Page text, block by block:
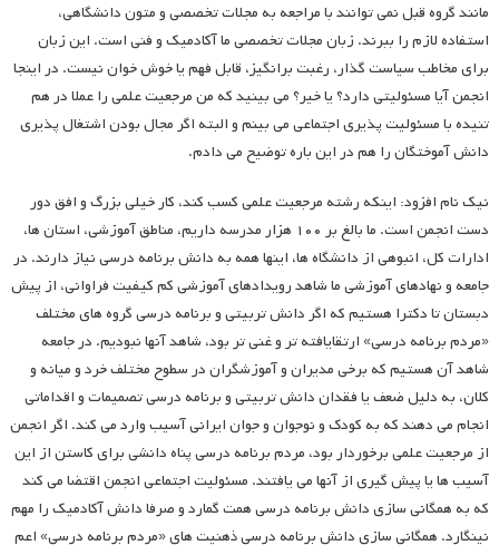
مانند گروه قبل نمی توانند با مراجعه به مجلات تخصصی و متون دانشگاهی،
استفاده لازم را ببرند. زبان مجلات تخصصی ما آکادمیک و فنی است. این زبان
برای مخاطب سیاست گذار، رغبت برانگیز، قابل فهم یا خوش خوان نیست. در اینجا
انجمن آیا مسئولیتی دارد؟ یا خیر؟ می بینید که من مرجعیت علمی را عملا در هم
تنیده با مسئولیت پذیری اجتماعی می بینم و البته اگر مجال بودن اشتغال پذیری
دانش آموختگان را هم در این باره توضیح می دادم.
نیک نام افزود: اینکه رشته مرجعیت علمی کسب کند، کار خیلی بزرگ و افق دور
دست انجمن است. ما بالغ بر ۱۰۰ هزار مدرسه داریم، مناطق آموزشی، استان ها،
ادارات کل، انبوهی از دانشگاه ها، اینها همه به دانش برنامه درسی نیاز دارند. در
جامعه و نهادهای آموزشی ما شاهد رویدادهای آموزشی کم کیفیت فراوانی، از پیش
دبستان تا دکترا هستیم که اگر دانش تربیتی و برنامه درسی گروه های مختلف
«مردم برنامه درسی» ارتقایافته تر و غنی تر بود، شاهد آنها نبودیم. در جامعه
شاهد آن هستیم که برخی مدیران و آموزشگران در سطوح مختلف خرد و میانه و
کلان، به دلیل ضعف یا فقدان دانش تربیتی و برنامه درسی تصمیمات و اقداماتی
انجام می دهند که به کودک و نوجوان و جوان ایرانی آسیب وارد می کند. اگر انجمن
از مرجعیت علمی برخوردار بود، مردم برنامه درسی پناه دانشی برای کاستن از این
آسیب ها یا پیش گیری از آنها می یافتند. مسئولیت اجتماعی انجمن اقتضا می کند
که به همگانی سازی دانش برنامه درسی همت گمارد و صرفا دانش آکادمیک را مهم
نینگارد. همگانی سازی دانش برنامه درسی ذهنیت های «مردم برنامه درسی» اعم